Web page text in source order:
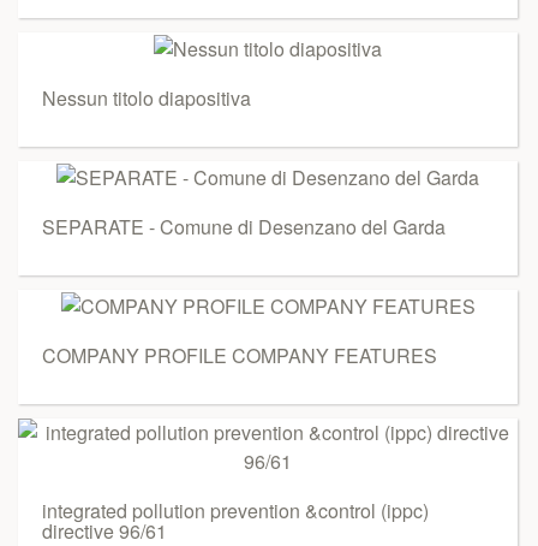
Nessun titolo diapositiva
SEPARATE - Comune di Desenzano del Garda
COMPANY PROFILE COMPANY FEATURES
integrated pollution prevention &control (ippc)
directive 96/61